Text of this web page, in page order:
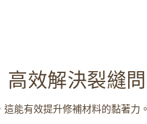
效解決裂縫
能有效提升修補材料的黏著